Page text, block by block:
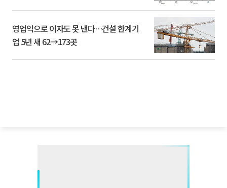
영업익으로 이자도 못 낸다…건설 한계기
업 5년 새 62→173곳